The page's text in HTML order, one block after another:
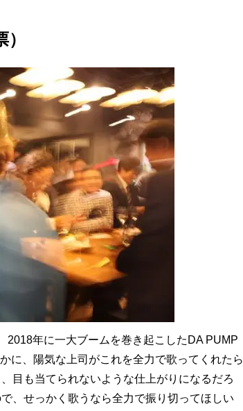
年に一大ブームを巻き起こしたDA PUMP
に、陽気な上司がこれを全力で歌ってくれたら
目も当てられないような仕上がりになるだろ
、せっかく歌うなら全力で振り切ってほしい